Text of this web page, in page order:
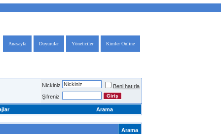
Kimler Online
Yöneticiler
Duyurular
Anasayfa
Nickiniz
Beni hatırla
Şifreniz
Arama
Arama